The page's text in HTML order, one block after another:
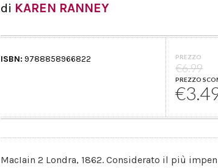
di KAREN RANNEY
ISBN: 9788858966822 PREZZO
€6.99
PREZZO
MacIain 2 Londra, 1862. Considerato il più